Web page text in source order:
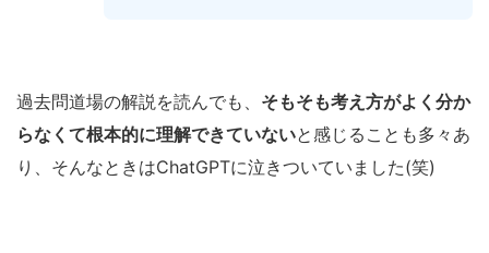
過去問道場の解説を読んでも、 そもそも考え方がよく分か
らなくて根本的に理解できていないと感じることも多々あ
り、そんなときはChatGPTに泣きついていました(笑)